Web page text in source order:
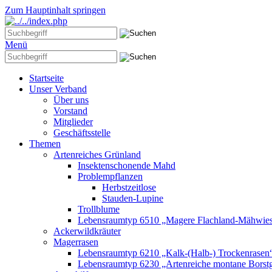
Zum Hauptinhalt springen
Menü
Startseite
Unser Verband
Über uns
Vorstand
Mitglieder
Geschäftsstelle
Themen
Artenreiches Grünland
Insektenschonende Mahd
Problempflanzen
Herbstzeitlose
Stauden-Lupine
Trollblume
Lebensraumtyp 6510 „Magere Flachland-
Ackerwildkräuter
Magerrasen
Lebensraumtyp 6210 „Kalk-(Halb-)
Lebensraumtyp 6230 „Artenreiche montane